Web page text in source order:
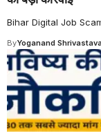
Bihar Digital Job Scam
ByYoganand